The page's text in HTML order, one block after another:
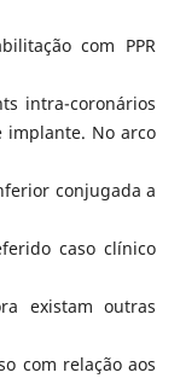
com PPR
intra-coronários
implante. No arco
conjugada a
caso clínico
existam outras
com relação aos